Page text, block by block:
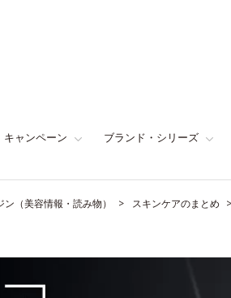
キャンペーン ブランド・シリーズ
ン（美容情報・読み物） スキンケアのまとめ